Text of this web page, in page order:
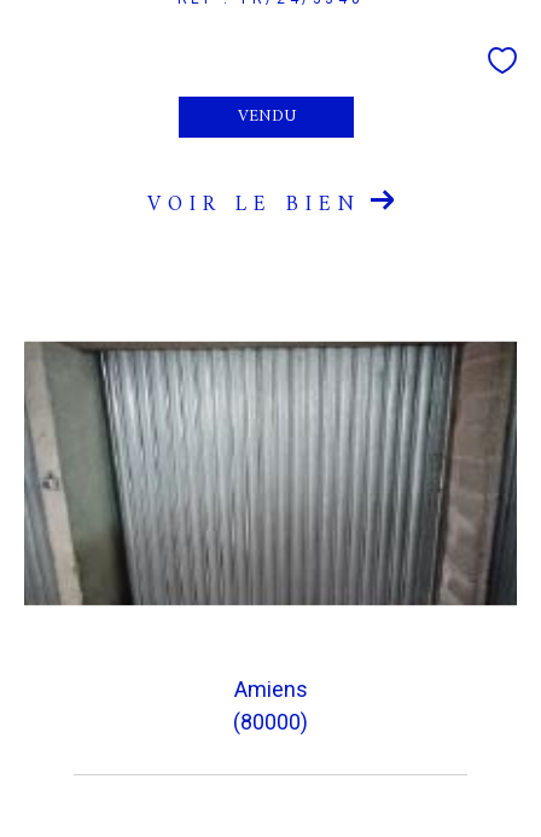
VENDU
VOIR LE BIEN
Amiens
(80000)